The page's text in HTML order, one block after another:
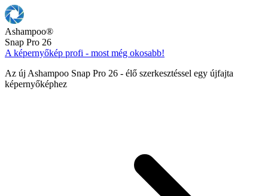
Ashampoo®
Snap Pro 26
A képernyőkép profi - most még okosabb!
Az új Ashampoo Snap Pro 26 - élő szerkesztéssel egy újfajta
képernyőképhez